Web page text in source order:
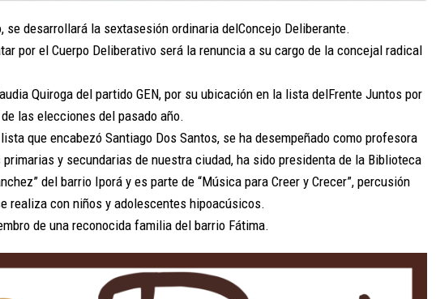
se desarrollará la sextasesión ordinaria delConcejo Deliberante.
por el Cuerpo Deliberativo será la renuncia a su cargo de la concejal radical
Quiroga del partido GEN, por su ubicación en la lista delFrente Juntos por
las elecciones del pasado año.
que encabezó Santiago Dos Santos, se ha desempeñado como profesora
y secundarias de nuestra ciudad, ha sido presidenta de la Biblioteca
del barrio Iporá y es parte de “Música para Creer y Crecer”, percusión
realiza con niños y adolescentes hipoacúsicos.
de una reconocida familia del barrio Fátima.